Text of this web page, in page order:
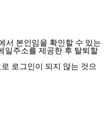
서 본인임을 확인할 수 있는
일주소를 제공한 후 탈퇴할
로그인이 되지 않는 것으